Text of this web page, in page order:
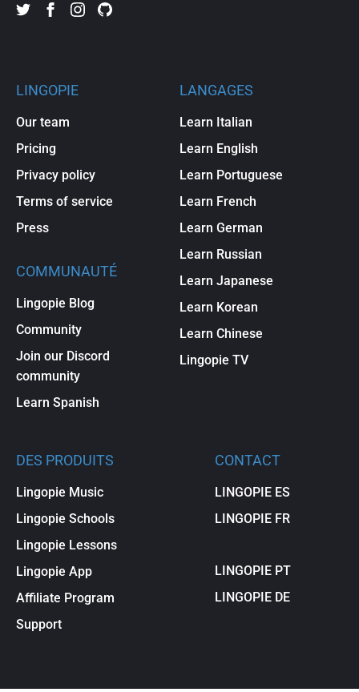
LINGOPIE
Our team
Pricing
Privacy policy
Terms of service
Press
COMMUNAUTÉ
Lingopie Blog
Community
Join our Discord
community
Learn Spanish
LANGAGES
Learn Italian
Learn English
Learn Portuguese
Learn French
Learn German
Learn Russian
Learn Japanese
Learn Korean
Learn Chinese
Lingopie TV
DES PRODUITS
Lingopie Music
Lingopie Schools
Lingopie Lessons
Lingopie App
Affiliate Program
Support
CONTACT
LINGOPIE ES
LINGOPIE FR
LINGOPIE PT
LINGOPIE DE